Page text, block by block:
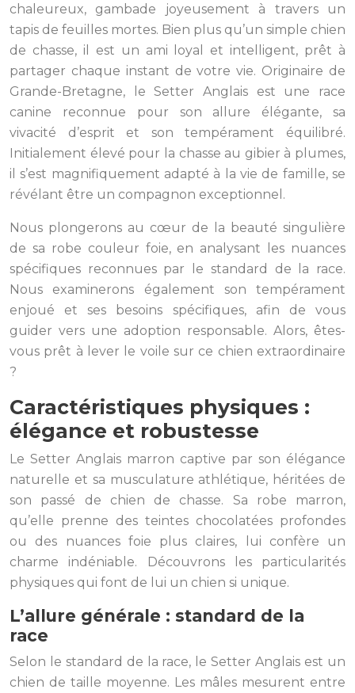
chaleureux, gambade joyeusement à travers un
tapis de feuilles mortes. Bien plus qu’un simple chien
de chasse, il est un ami loyal et intelligent, prêt à
partager chaque instant de votre vie. Originaire de
Grande-Bretagne, le Setter Anglais est une race
canine reconnue pour son allure élégante, sa
vivacité d’esprit et son tempérament équilibré.
Initialement élevé pour la chasse au gibier à plumes,
il s’est magnifiquement adapté à la vie de famille, se
révélant être un compagnon exceptionnel.
Nous plongerons au cœur de la beauté singulière
de sa robe couleur foie, en analysant les nuances
spécifiques reconnues par le standard de la race.
Nous examinerons également son tempérament
enjoué et ses besoins spécifiques, afin de vous
guider vers une adoption responsable. Alors, êtes-
vous prêt à lever le voile sur ce chien extraordinaire
?
Caractéristiques physiques :
élégance et robustesse
Le Setter Anglais marron captive par son élégance
naturelle et sa musculature athlétique, héritées de
son passé de chien de chasse. Sa robe marron,
qu’elle prenne des teintes chocolatées profondes
ou des nuances foie plus claires, lui confère un
charme indéniable. Découvrons les particularités
physiques qui font de lui un chien si unique.
L’allure générale : standard de la
race
Selon le standard de la race, le Setter Anglais est un
chien de taille moyenne. Les mâles mesurent entre